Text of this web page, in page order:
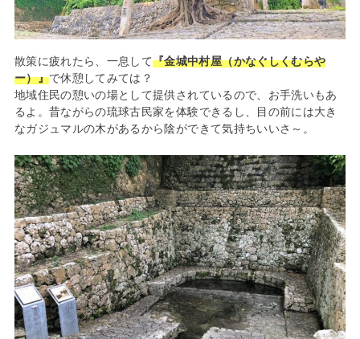
散策に疲れたら、一息して『金城中村屋（かなぐしくむらや
ー）』で休憩してみては？
地域住民の憩いの場として提供されているので、お手洗いもあ
るよ。昔ながらの琉球古民家を体験できるし、目の前には大き
なガジュマルの木があるから陰ができて気持ちいいさ～。